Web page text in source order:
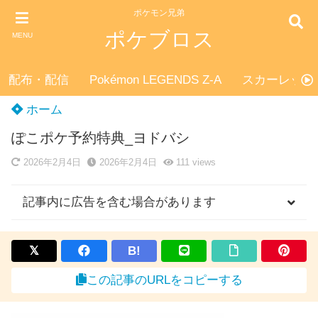
MENU
ポケモン兄弟
ポケブロス
配布・配信 Pokémon LEGENDS Z-A スカーレッ
ホーム
ぽこポケ予約特典_ヨドバシ
2026年2月4日 2026年2月4日 111views
記事内に広告を含む場合があります
B!
この記事のURLをコピーする